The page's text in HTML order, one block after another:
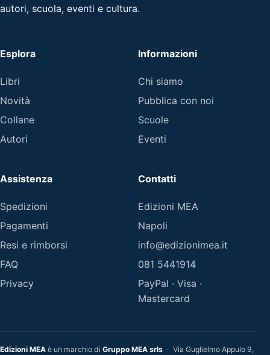
autori, scuola, eventi e cultura.
Esplora
Libri
Novità
Collane
Autori
Informazioni
Chi siamo
Pubblica con noi
Scuole
Eventi
Assistenza
Spedizioni
Pagamenti
Resi e rimborsi
FAQ
Privacy
Contatti
Edizioni MEA
Napoli
info@edizionimea.it
081 5441914
PayPal · Visa ·
Mastercard
Edizioni MEA è un marchio di Gruppo MEA srls · Via Guglielmo Appulo 9,